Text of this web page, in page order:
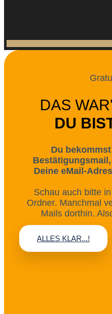
DAS
DU
Du
Deine eMail-
Schau auch bitte
Ordner. Manchmal
Mails dorthin.
ALLES KLAR...!